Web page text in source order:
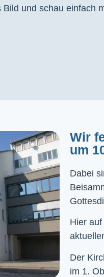
und schau einfach
Wir
um
Dabei
Hier
Der
im 1.